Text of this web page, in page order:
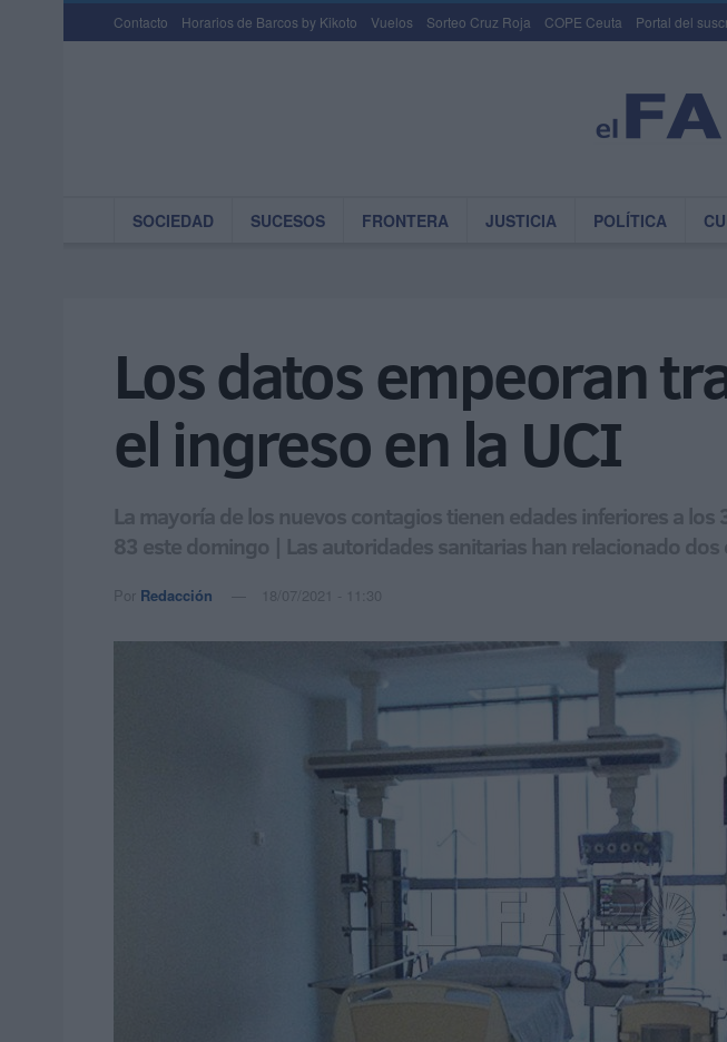
Contacto Horarios de Barcos by Kikoto Vuelos Sorteo Cruz Roja COPE Ceuta Portal del
SOCIEDAD SUCESOS FRONTERA JUSTICIA POLÍTICA
Los datos empeoran
el ingreso en la UCI
La mayoría de los nuevos contagios tienen edades inferiores a
83 este domingo | Las autoridades sanitarias han relacionado
Por Redacción 18/07/2021 - 11:30